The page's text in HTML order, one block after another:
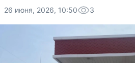
26 июня, 2026, 10:50 3